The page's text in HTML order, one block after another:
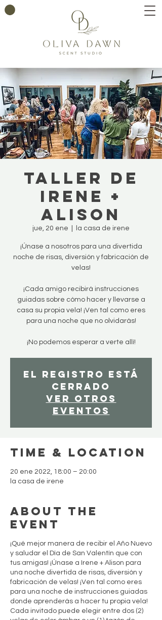
Taller de
Irene +
Alison
jue, 20 ene la casa de irene
¡Únase a nosotros para una divertida
noche de risas, diversión y fabricación de
velas!
¡Cada amigo recibirá instrucciones
guiadas sobre cómo hacer y llevarse a
casa su propia vela! ¡Ven tal como eres
para una noche que no olvidarás!
¡No podemos esperar a verte allí!
El registro está
cerrado
Ver otros
eventos
Time & Location
20 ene 2022, 18:00 – 20:00
la casa de irene
About the
event
¡Qué mejor manera de recibir el Año Nuevo
y saludar el Día de San Valentín que con
tus amigas! ¡Únase a Irene + Alison para
una noche divertida de risas, diversión y
fabricación de velas! ¡Ven tal como eres
para una noche de instrucciones guiadas
donde aprenderás a hacer tu propia vela!
Cada invitado puede elegir entre dos (2)